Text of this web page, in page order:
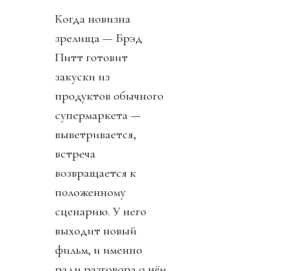
что он успел сделать.
И ещё —
Затянувшийся
развод с
Анджелиной Джоли,
дети, которые с ним
не разговаривают и,
как сообщается,
отказались от его
фамилии, — что бы
там ни происходило,
это